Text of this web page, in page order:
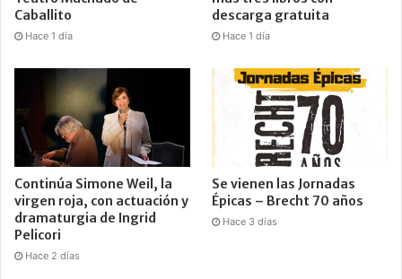
Caballito
Hace 1 día
descarga gratuita
Hace 1 día
Continúa Simone Weil, la
virgen roja, con actuación y
dramaturgia de Ingrid
Pelicori
Hace 2 días
Se vienen las Jornadas
Épicas – Brecht 70 años
Hace 3 días